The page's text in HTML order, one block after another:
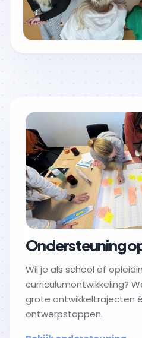
Ondersteuning
Wil je als school of
curriculumontwikkeling?
grote ontwikkeltrajecten
ontwerpstappen.